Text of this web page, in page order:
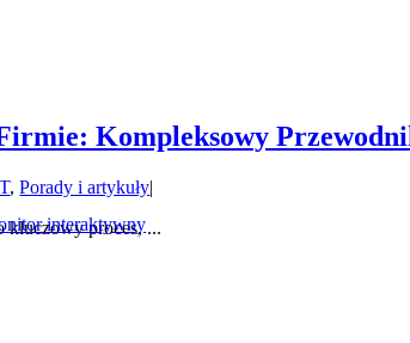
interaktywny
Kompleksowy
,Porady i artykuły|
kluczowy proces, ...